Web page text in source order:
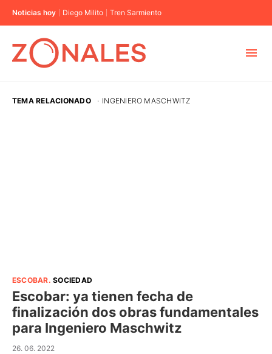
Noticias hoy Diego Milito Tren Sarmiento
TEMA RELACIONADO · INGENIERO MASCHWITZ
ESCOBAR.SOCIEDAD
Escobar: ya tienen fecha de
finalización dos obras fundamentales
para Ingeniero Maschwitz
26. 06. 2022